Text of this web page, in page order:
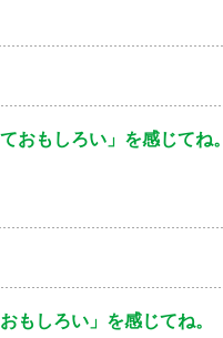
おもしろい」を感じてね。
もしろい」を感じてね。